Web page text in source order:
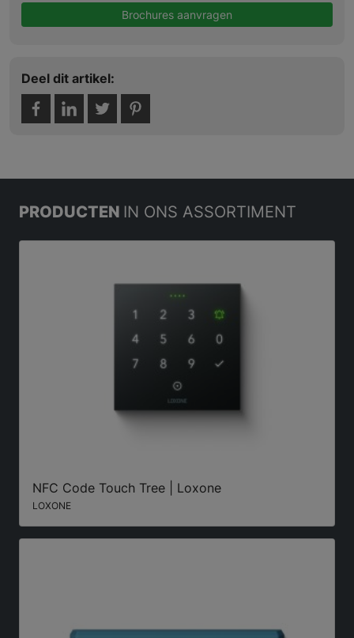
Brochures aanvragen
Deel dit artikel:
PRODUCTEN IN ONS ASSORTIMENT
NFC Code Touch Tree | Loxone
LOXONE